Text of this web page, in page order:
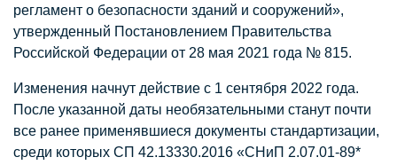
регламент о безопасности зданий и сооружений»,
утвержденный Постановлением Правительства
Российской Федерации от 28 мая 2021 года № 815.
Изменения начнут действие с 1 сентября 2022 года.
После указанной даты необязательными станут почти
все ранее применявшиеся документы стандартизации,
среди которых СП 42.13330.2016 «СНиП 2.07.01-89*